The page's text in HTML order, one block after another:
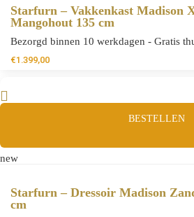
Starfurn – Vakkenkast Madison
Mangohout 135 cm
Bezorgd binnen 10 werkdagen - Gratis
€1.399,00
BESTELLEN
new
Starfurn – Dressoir Madison
cm